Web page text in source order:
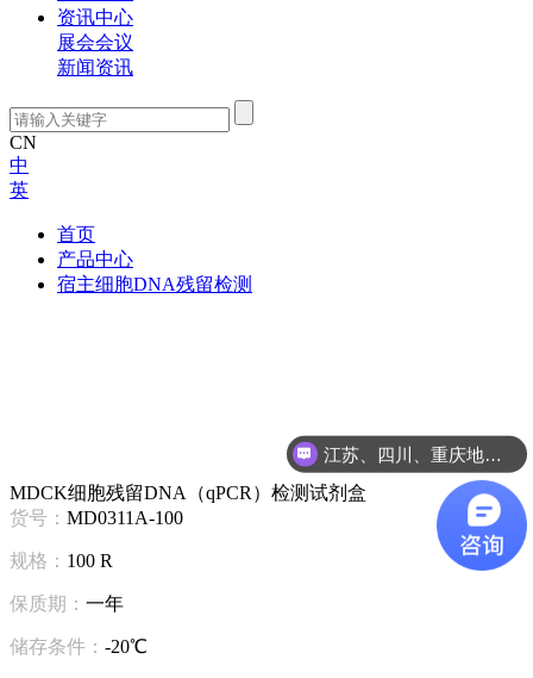
资讯中心
展会会议
新闻资讯
CN
中
英
首页
产品中心
宿主细胞DNA残留检测
MDCK细胞残留DNA（qPCR）检测试剂盒
货号： MD0311A-100
规格： 100 R
保质期： 一年
储存条件： -20℃
浙江、安徽、湖北、江西地区咨询